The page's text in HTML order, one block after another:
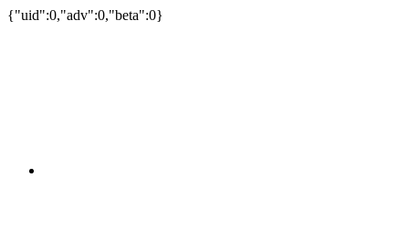
{"uid":0,"adv":0,"beta":0}